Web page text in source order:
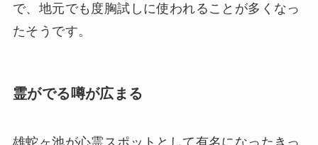
で、地元でも度胸試しに使われることが多くなっ
たそうです。
霊がでる噂が広まる